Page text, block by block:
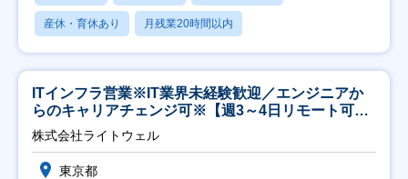
産休・育休あり 月残業20時間以内
ITインフラ営業※IT業界未経験歓迎／エンジニアか
らのキャリアチェンジ可※【週3～4日リモート可
能】
株式会社ライトウェル
東京都